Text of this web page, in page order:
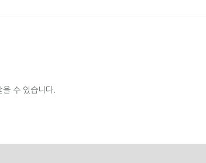
수 있습니다.